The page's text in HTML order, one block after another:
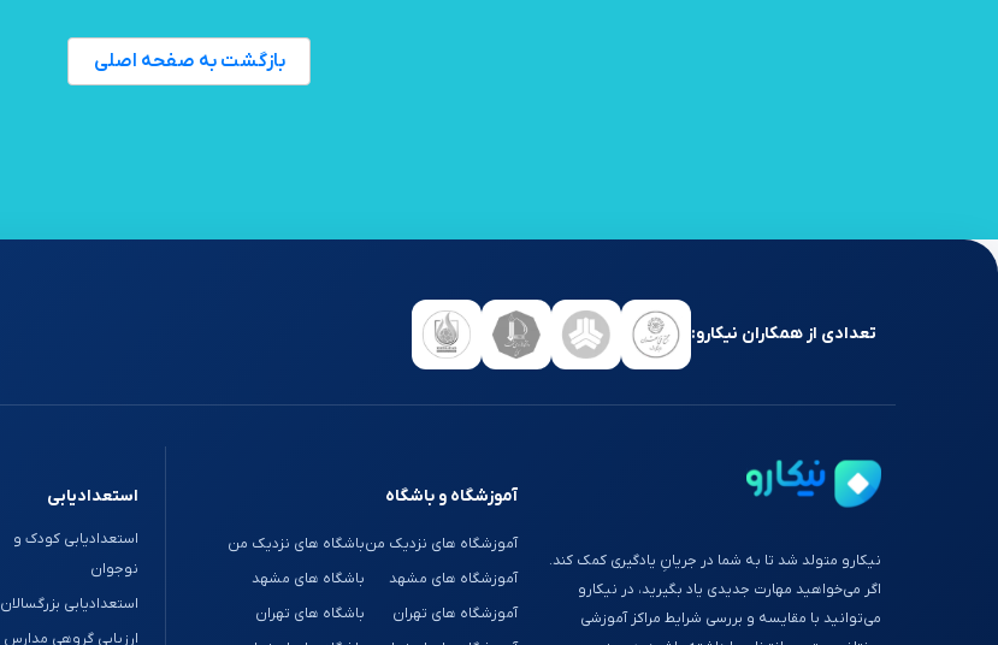
بازگشت به صفحه اصلی
تعدادی از همکاران نیکارو:
نیکارو متولد شد تا به شما در جریانِ یادگیری کمک کند.
اگر می‌خواهید مهارت جدیدی یاد بگیرید، در نیکارو
می‌توانید با مقایسه و بررسی شرایط مراکز آموزشی
آموزشگاه و باشگاه
آموزشگاه های نزدیک من
آموزشگاه های مشهد
آموزشگاه های تهران
باشگاه های نزدیک من
باشگاه های مشهد
باشگاه های تهران
استعدادیابی
استعدادیابی کودک و
نوجوان
استعدادیابی بزرگسالان
ارزیابی گروهی مدارس